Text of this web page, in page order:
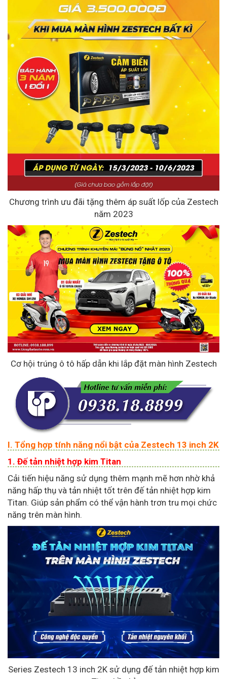
Chương trình ưu đãi tặng thêm áp suất lốp của Zestech
năm 2023
Cơ hội trúng ô tô hấp dẫn khi lắp đặt màn hình Zestech
I. Tổng hợp tính năng nổi bật của Zestech 13 inch 2K
1. Đế tản nhiệt hợp kim Titan
Cải tiến hiệu năng sử dụng thêm mạnh mẽ hơn nhờ khả
năng hấp thụ và tản nhiệt tốt trên đế tản nhiệt hợp kim
Titan. Giúp sản phẩm có thể vận hành trơn tru mọi chức
năng trên màn hình.
Series Zestech 13 inch 2K sử dụng đế tản nhiệt hợp kim